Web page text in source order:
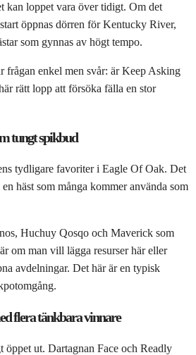
kan loppet vara över tidigt. Om det
öppnas dörren för Kentucky River,
som gynnas av högt tempo.
frågan enkel men svår: är Keep Asking
rätt lopp att försöka fälla en stor
tungt spikbud
tydligare favoriter i Eagle Of Oak. Det
häst som många kommer använda som
Huchuy Qosqo och Maverick som
om man vill lägga resurser här eller
avdelningar. Det här är en typisk
flera tänkbara vinnare
öppet ut. Dartagnan Face och Readly